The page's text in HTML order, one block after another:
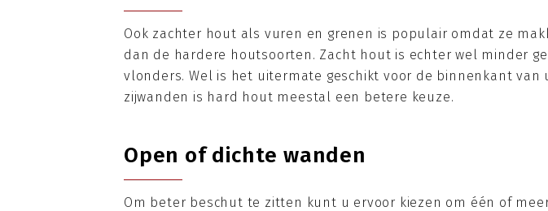
Ook zachter hout als vuren en grenen is populair omdat ze
dan de hardere houtsoorten. Zacht hout is echter wel minder
vlonders. Wel is het uitermate geschikt voor de binnenkant van
zijwanden is hard hout meestal een betere keuze.
Open of dichte wanden
Om beter beschut te zitten kunt u ervoor kiezen om één of